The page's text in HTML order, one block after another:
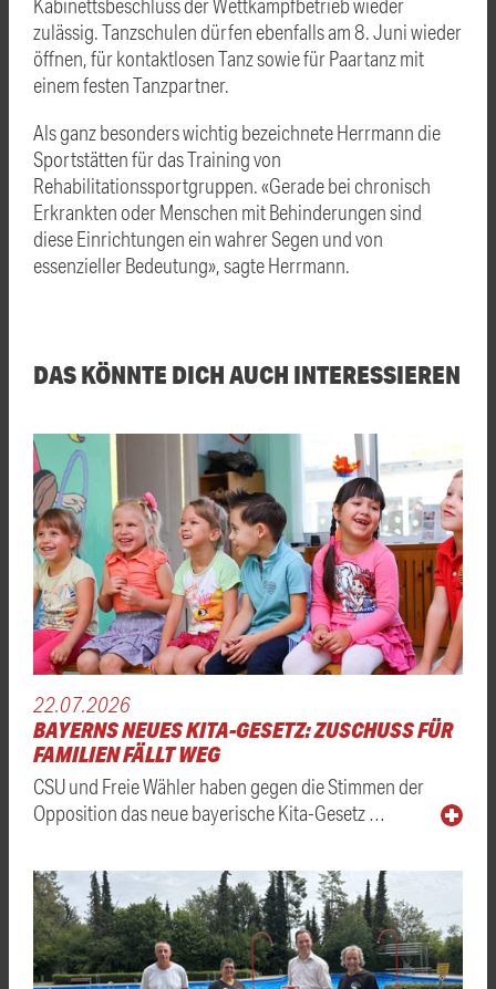
zulässig. Tanzschulen dürfen ebenfalls am 8. Juni wieder
öffnen, für kontaktlosen Tanz sowie für Paartanz mit
einem festen Tanzpartner.
Als ganz besonders wichtig bezeichnete Herrmann die
Sportstätten für das Training von
Rehabilitationssportgruppen. «Gerade bei chronisch
Erkrankten oder Menschen mit Behinderungen sind
diese Einrichtungen ein wahrer Segen und von
essenzieller Bedeutung», sagte Herrmann.
DAS KÖNNTE DICH AUCH INTERESSIEREN
22.07.2026
BAYERNS NEUES KITA-GESETZ: ZUSCHUSS FÜR
FAMILIEN FÄLLT WEG
CSU und Freie Wähler haben gegen die Stimmen der
Opposition das neue bayerische Kita-Gesetz …